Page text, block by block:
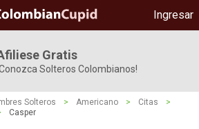
Ingresar
Gratis
Solteros Colombianos!
Solteros > Americano > Citas
>
Casper